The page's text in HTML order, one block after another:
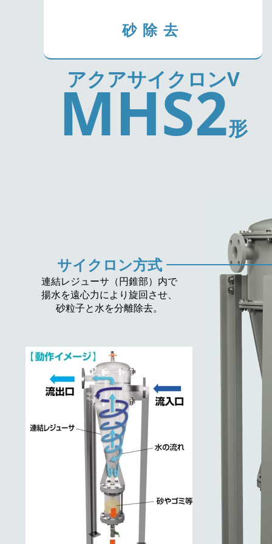
砂除去
アクアサイクロンV
MHS2形
サイクロン方式
連結レジューサ（円錐部）内で
揚水を遠心力により旋回させ、
砂粒子と水を分離除去。